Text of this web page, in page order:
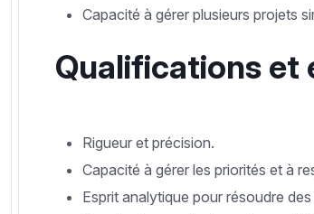
Capacité à gérer plusieurs projets
Qualifications et
Rigueur et précision.
Capacité à gérer les priorités et à
Esprit analytique pour résoudre